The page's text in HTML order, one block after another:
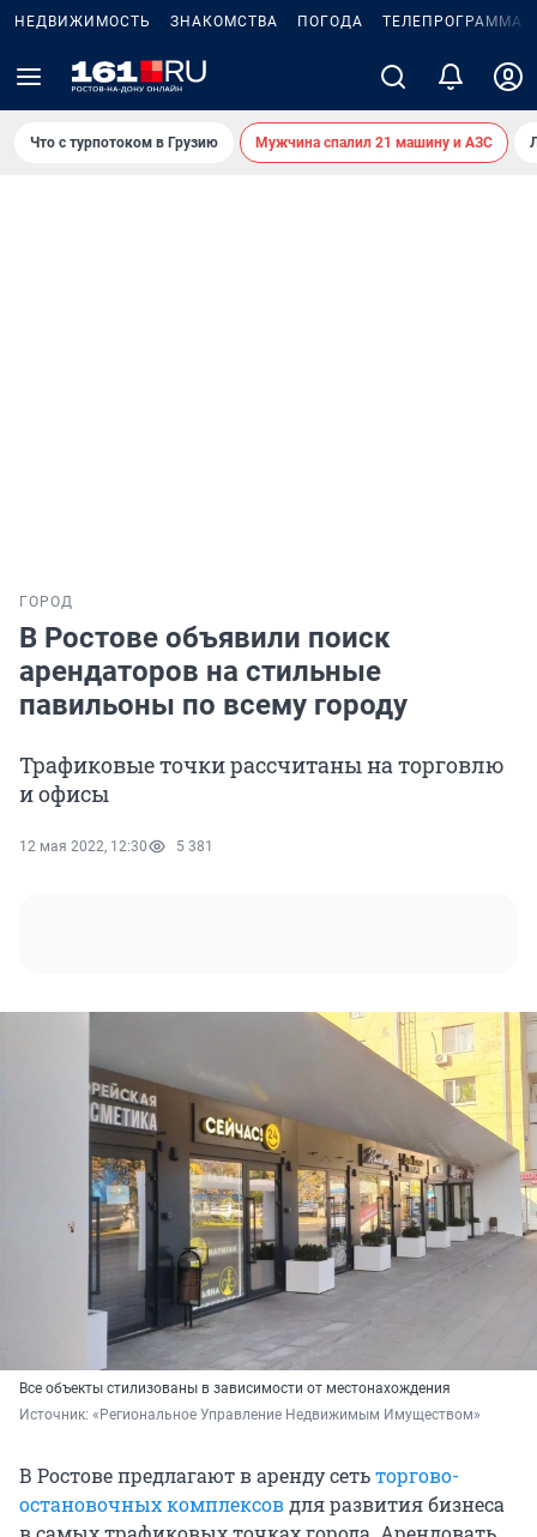
НЕДВИЖИМОСТЬ ЗНАКОМСТВА ПОГОДА ТЕЛЕПРОГРАММА
Что с турпотоком в Грузию Мужчина спалил 21 машину и АЗС
ГОРОД
В Ростове объявили поиск
арендаторов на стильные
павильоны по всему городу
Трафиковые точки рассчитаны на торговлю
и офисы
12 мая 2022, 12:30 5 381
Все объекты стилизованы в зависимости от местонахождения
Источник: «Региональное Управление Недвижимым Имуществом»
В Ростове предлагают в аренду сетьторгово-
остановочных комплексовдля развития бизнеса